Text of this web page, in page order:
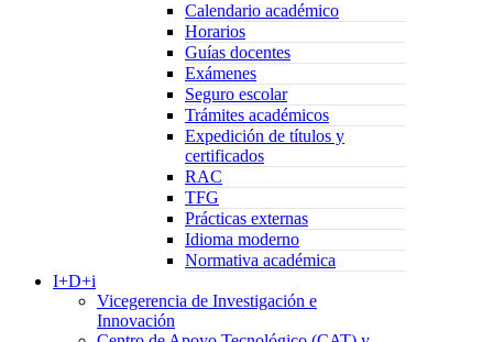
Calendario académico
Horarios
Guías docentes
Exámenes
Seguro escolar
Trámites académicos
Expedición de títulos y
certificados
RAC
TFG
Prácticas externas
Idioma moderno
Normativa académica
I+D+i
Vicegerencia de Investigación e
Innovación